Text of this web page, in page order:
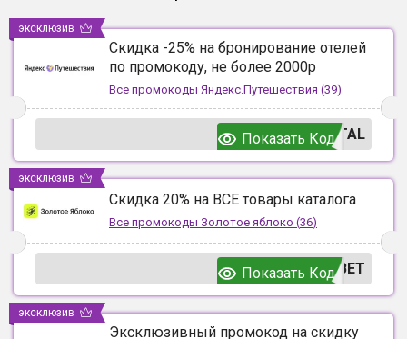
Скидка -25% на бронирование отелей
по промокоду, не более 2000р
Все промокоды Яндекс.Путешествия (39)
TAL
Показать Код
эксклюзив
Скидка 20% на ВСЕ товары каталога
Все промокоды Золотое яблоко (36)
ВЕТ
Показать Код
эксклюзив
Эксклюзивный промокод на скидку
эксклюзив